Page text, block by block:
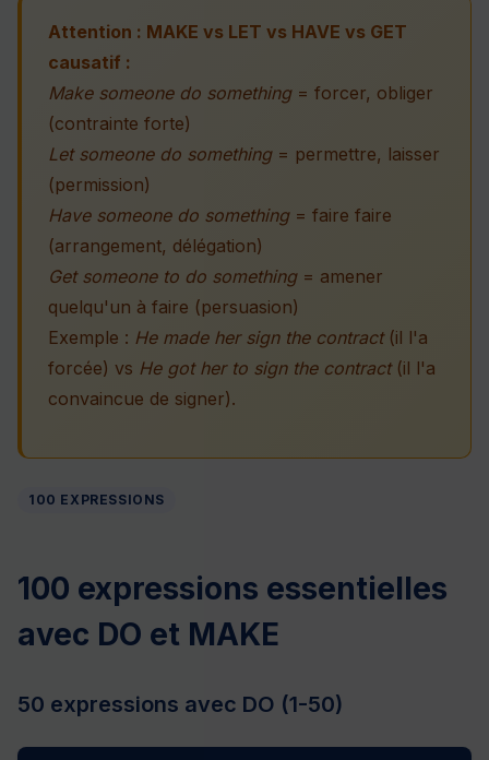
Attention : MAKE vs LET vs HAVE vs GET
causatif :
Make someone do something= forcer, obliger
(contrainte forte)
Let someone do something= permettre, laisser
(permission)
Have someone do something= faire faire
(arrangement, délégation)
Get someone to do something= amener
quelqu'un à faire (persuasion)
Exemple : He made her sign the contract(il l'a
forcée) vs He got her to sign the contract(il l'a
convaincue de signer).
100 EXPRESSIONS
100 expressions essentielles
avec DO et MAKE
50 expressions avec DO (1-50)